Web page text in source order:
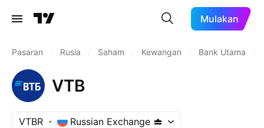
Mulakan
Pasaran Rusia Saham Kewangan Bank Utama
VTB
VTBR Russian Exchange